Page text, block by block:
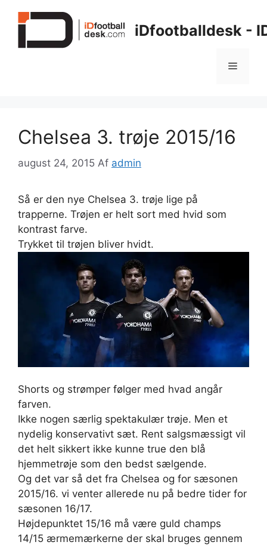
iDfootballdesk -
Menu
Chelsea 3. trøje 2015/16
august 24, 2015 Af admin
Så er den nye Chelsea 3. trøje lige på
trapperne. Trøjen er helt sort med hvid som
kontrast farve.
Trykket til trøjen bliver hvidt.
Shorts og strømper følger med hvad angår
farven.
Ikke nogen særlig spektakulær trøje. Men et
nydelig konservativt sæt. Rent salgsmæssigt vil
det helt sikkert ikke kunne true den blå
hjemmetrøje som den bedst sælgende.
Og det var så det fra Chelsea og for sæsonen
2015/16. vi venter allerede nu på bedre tider for
sæsonen 16/17.
Højdepunktet 15/16 må være guld champs
14/15 ærmemærkerne der skal bruges gennem